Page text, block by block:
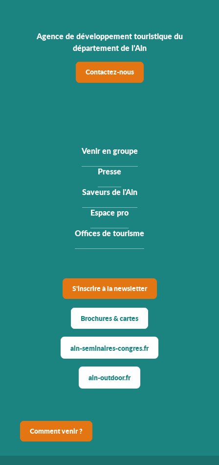
Agence de développement touristique du
département de l’Ain
Contactez-nous
Venir en groupe
Presse
Saveurs de l'Ain
Espace pro
Offices de tourisme
S'inscrire à la newsletter
Brochures & cartes
ain-seminaires-congres.fr
ain-outdoor.fr
Comment venir ?